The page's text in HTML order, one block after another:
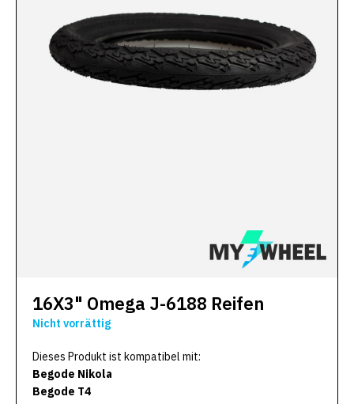
16X3" Omega J-6188 Reifen
Nicht vorrättig
Dieses Produkt ist kompatibel mit:
Begode Nikola
Begode T4